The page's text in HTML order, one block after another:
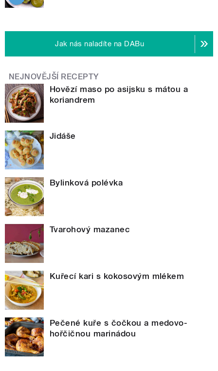
Jak nás naladíte na DABu
NEJNOVĚJŠÍ RECEPTY
Hovězí maso po asijsku s mátou a
koriandrem
Jidáše
Bylinková polévka
Tvarohový mazanec
Kuřecí kari s kokosovým mlékem
Pečené kuře s čočkou a medovo-
hořčičnou marinádou